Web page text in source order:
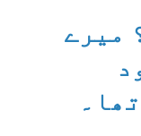
میرے